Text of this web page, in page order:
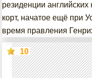
резиденции
корт, начатое ещё при
время правления
10